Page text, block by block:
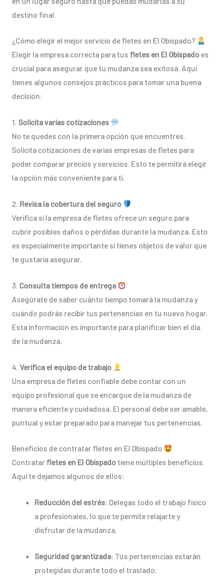
destino final.
¿Cómo elegir el mejor servicio de fletes en El Obispado?
Elegir la empresa correcta para tus fletes en El Obispadoes
crucial para asegurar que tu mudanza sea exitosa. Aquí
tienes algunos consejos prácticos para tomar una buena
decisión:
1. Solicita varias cotizaciones
No te quedes con la primera opción que encuentres.
Solicita cotizaciones de varias empresas de fletes para
poder comparar precios y servicios. Esto te permitirá elegir
la opción más conveniente para ti.
2. Revisa la cobertura del seguro
Verifica si la empresa de fletes ofrece un seguro para
cubrir posibles daños o pérdidas durante la mudanza. Esto
es especialmente importante si tienes objetos de valor que
te gustaría asegurar.
3. Consulta tiempos de entrega
Asegúrate de saber cuánto tiempo tomará la mudanza y
cuándo podrás recibir tus pertenencias en tu nuevo hogar.
Esta información es importante para planificar bien el día
de la mudanza.
4. Verifica el equipo de trabajo
Una empresa de fletes confiable debe contar con un
equipo profesional que se encargue de la mudanza de
manera eficiente y cuidadosa. El personal debe ser amable,
puntual y estar preparado para manejar tus pertenencias.
Beneficios de contratar fletes en El Obispado
Contratar fletes en El Obispadotiene múltiples beneficios.
Aquí te dejamos algunos de ellos:
Reducción del estrés: Delegas todo el trabajo físico
a profesionales, lo que te permite relajarte y
disfrutar de la mudanza.
Seguridad garantizada: Tus pertenencias estarán
protegidas durante todo el traslado.